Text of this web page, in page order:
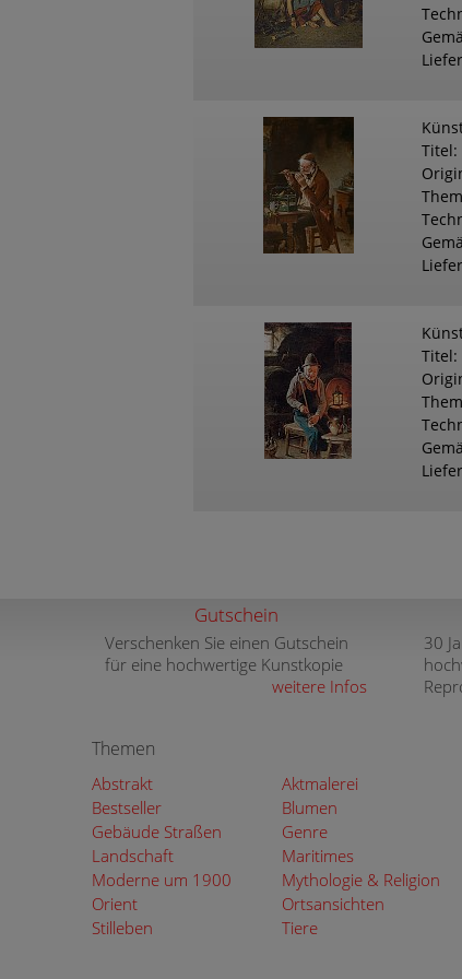
Titel
Titel
Gutschein
Verschenken Sie einen Gutschein
für eine hochwertige Kunstkopie
weitere Infos
30
Themen
Abstrakt
Aktmalerei
Bestseller
Blumen
Gebäude Straßen
Genre
Landschaft
Maritimes
Moderne um 1900
Mythologie & Religion
Orient
Ortsansichten
Stilleben
Tiere